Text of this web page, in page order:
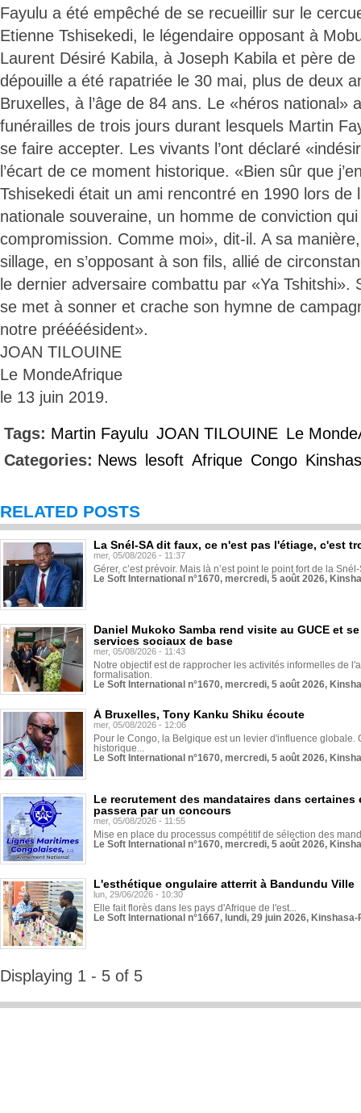
Fayulu a été empêché de se recueillir sur le
Etienne Tshisekedi, le légendaire opposant à
Laurent Désiré Kabila, à Joseph Kabila et père de
dépouille a été rapatriée le 30 mai, plus de deux
Bruxelles, à l’âge de 84 ans. Le «héros national»
funérailles de trois jours durant lesquels Martin
se faire accepter. Les vivants l’ont déclaré
l’écart de ce moment historique. «Bien sûr que
Tshisekedi était un ami rencontré en 1990 lors de
nationale souveraine, un homme de conviction qui
compromission. Comme moi», dit-il. A sa
sillage, en s’opposant à son fils, allié de
le dernier adversaire combattu par «Ya Tshitshi».
se met à sonner et crache son hymne de
notre préééésident».
JOAN TILOUINE
Le MondeAfrique
le 13 juin 2019.
Tags: Martin Fayulu JOAN TILOUINE Le
Categories: News lesoft Afrique Congo
RELATED POSTS
La Snél-SA dit faux, ce n'est pas l'étiage, c'est
mer, 05/08/2026 - 11:37
Gérer, c’est prévoir. Mais là n’est point le point fort de la
Le Soft International n°1670, mercredi, 5 août 2026,
Daniel Mukoko Samba rend visite au GUCE et
services sociaux de base
mer, 05/08/2026 - 11:43
Notre objectif est de rapprocher les activités informelles de
formalisation.
Le Soft International n°1670, mercredi, 5 août 2026,
À Bruxelles, Tony Kanku Shiku écoute
mer, 05/08/2026 - 12:06
Pour le Congo, la Belgique est un levier d'influence globale.
historique...
Le Soft International n°1670, mercredi, 5 août 2026,
Le recrutement des mandataires dans
passera par un concours
mer, 05/08/2026 - 11:55
Mise en place du processus compétitif de sélection des
Le Soft International n°1670, mercredi, 5 août 2026,
L'esthétique ongulaire atterrit à Bandundu Ville
lun, 29/06/2026 - 10:30
Elle fait florès dans les pays d'Afrique de l'est...
Le Soft International n°1667, lundi, 29 juin 2026,
Displaying 1 - 5 of 5